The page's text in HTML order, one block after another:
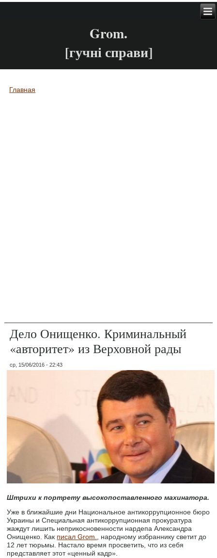
Grom.
[гучні справи]
Вы здесь
Главная
Дело Онищенко. Криминальный
«авторитет» из Верховной рады
ср, 15/06/2016 - 22:43
Штрихи к портрету высокопоставленного махинатора.
Уже в ближайшие дни Национальное антикоррупционное бюро
Украины и Специальная антикоррупционная прокуратура
жаждут лишить неприкосновенности нардепа Александра
Онищенко. Как писал Grom.
, народному избраннику светит до
12 лет тюрьмы. Настало время просветить, что из себя
представляет этот «ценный кадр».